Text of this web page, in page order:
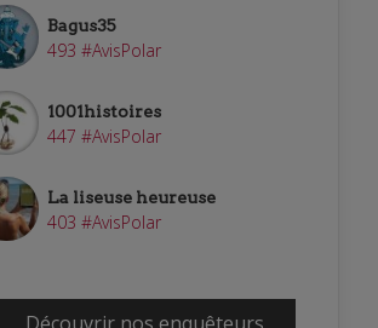
Bagus35
493 #AvisPolar
1001histoires
447 #AvisPolar
La liseuse heureuse
403 #AvisPolar